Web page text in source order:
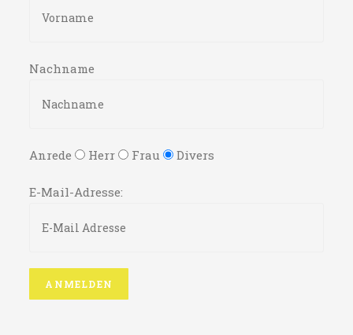
Nachname
Anrede Herr Frau Divers
E-Mail-Adresse: